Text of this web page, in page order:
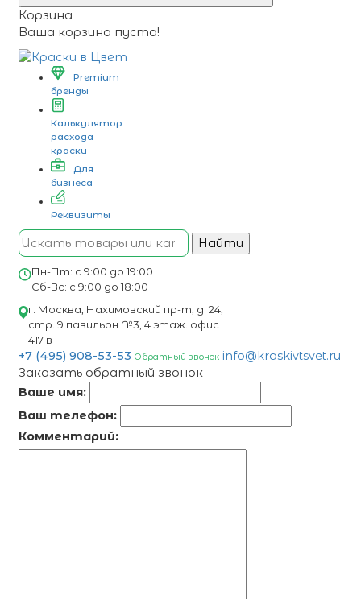
Корзина
Ваша корзина пуста!
Premium
бренды
Калькулятор
расхода
краски
Для
бизнеса
Реквизиты
Найти
Пн-Пт: с 9:00 до 19:00
Сб-Вс: с 9:00 до 18:00
г. Москва, Нахимовский пр-т, д. 24,
стр. 9 павильон №3, 4 этаж. офис
417 в
+7 (495) 908-53-53 Обратный звонок info@kraskivtsvet.ru
Заказать обратный звонок
Ваше имя:
Ваш телефон:
Комментарий: